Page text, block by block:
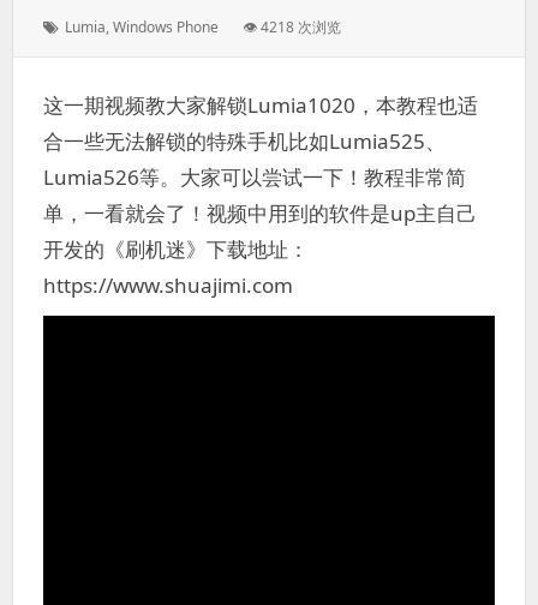
Tags:
Lumia,Windows Phone 👁 4218 次浏览
这一期视频教大家解锁Lumia1020，本教程也适
合一些无法解锁的特殊手机比如Lumia525、
Lumia526等。大家可以尝试一下！教程非常简
单，一看就会了！视频中用到的软件是up主自己
开发的《刷机迷》下载地址：
https://www.shuajimi.com